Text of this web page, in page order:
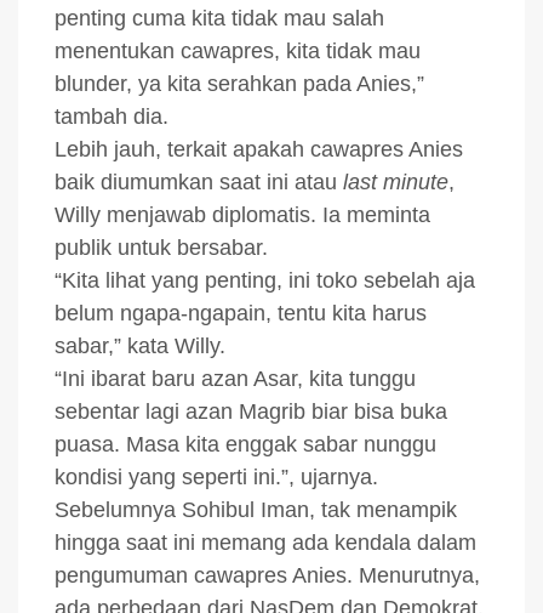
penting cuma kita tidak mau salah
menentukan cawapres, kita tidak mau
blunder, ya kita serahkan pada Anies,”
tambah dia.
Lebih jauh, terkait apakah cawapres Anies
baik diumumkan saat ini atau last minute,
Willy menjawab diplomatis. Ia meminta
publik untuk bersabar.
“Kita lihat yang penting, ini toko sebelah aja
belum ngapa-ngapain, tentu kita harus
sabar,” kata Willy.
“Ini ibarat baru azan Asar, kita tunggu
sebentar lagi azan Magrib biar bisa buka
puasa. Masa kita enggak sabar nunggu
kondisi yang seperti ini.”, ujarnya.
Sebelumnya Sohibul Iman, tak menampik
hingga saat ini memang ada kendala dalam
pengumuman cawapres Anies. Menurutnya,